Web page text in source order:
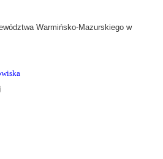
Warmińsko-Mazurskiego w